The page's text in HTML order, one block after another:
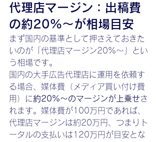
代理店マージン：出稿費
の約20%～が相場目安
まず国内の基準として押さえておきた
いのが「代理店マージン20%〜」とい
う相場です。
国内の大手広告代理店に運用を依頼す
る場合、媒体費（メディア買い付け費
用）に約20%〜のマージンが上乗せさ
れます。媒体費が100万円であれば、
代理店マージンは約20万円、つまりト
ータルの支払いは120万円が目安とな